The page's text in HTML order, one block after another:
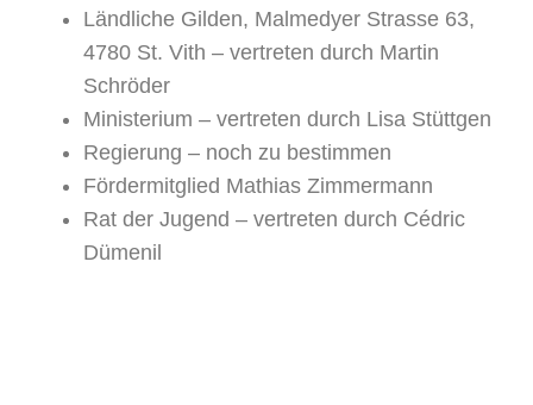
Ländliche Gilden, Malmedyer Strasse 63,
4780 St. Vith – vertreten durch Martin
Schröder
Ministerium – vertreten durch Lisa Stüttgen
Regierung – noch zu bestimmen
Fördermitglied Mathias Zimmermann
Rat der Jugend – vertreten durch Cédric
Dümenil